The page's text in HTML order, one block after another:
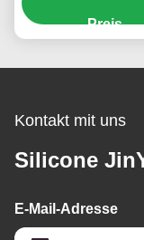
Preis
Kontakt mit uns
Silicone
E-Mail-Adresse